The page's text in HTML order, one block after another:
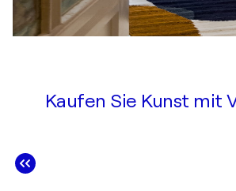
Kaufen Sie Kunst mit